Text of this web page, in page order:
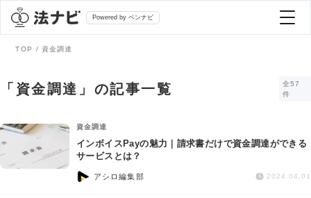
Powered by ベンナビ
全て
法律相談
弁護士を探す
おすすめ弁護士診断
TOP 資金調達
「資金調達」の記事一覧
全57
件
資金調達
インボイスPayの魅力｜請求書だけで資金調達ができる
サービスとは？
アシロ編集部 2024.04.01